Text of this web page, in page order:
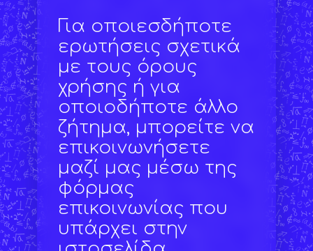
Για οποιεσδήποτε
ερωτήσεις σχετικά
με τους όρους
χρήσης ή για
οποιοδήποτε άλλο
ζήτημα, μπορείτε να
επικοινωνήσετε
μαζί μας μέσω της
φόρμας
επικοινωνίας που
υπάρχει στην